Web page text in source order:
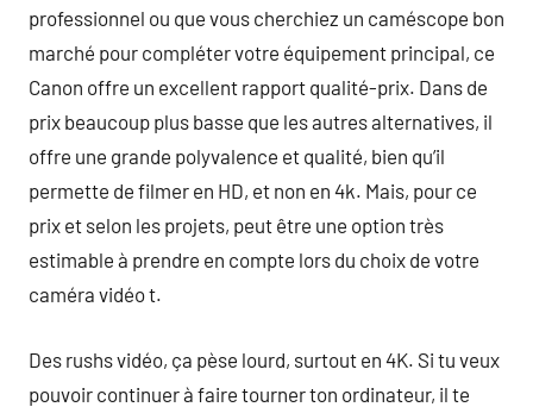
professionnel ou que vous cherchiez un caméscope bon
marché pour compléter votre équipement principal, ce
Canon offre un excellent rapport qualité-prix. Dans de
prix beaucoup plus basse que les autres alternatives, il
offre une grande polyvalence et qualité, bien qu’il
permette de filmer en HD, et non en 4k. Mais, pour ce
prix et selon les projets, peut être une option très
estimable à prendre en compte lors du choix de votre
caméra vidéo t.
Des rushs vidéo, ça pèse lourd, surtout en 4K. Si tu veux
pouvoir continuer à faire tourner ton ordinateur, il te